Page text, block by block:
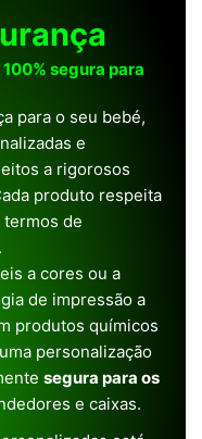
segura para
para o seu bebé,
e
a rigorosos
produto respeita
de
a cores ou a
de impressão a
produtos químicos
personalização
segura para os
e caixas.